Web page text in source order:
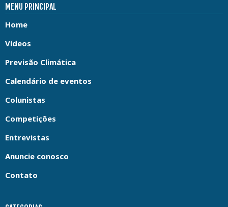
MENU PRINCIPAL
Home
Vídeos
Previsão Climática
Calendário de eventos
Colunistas
Competições
Entrevistas
Anuncie conosco
Contato